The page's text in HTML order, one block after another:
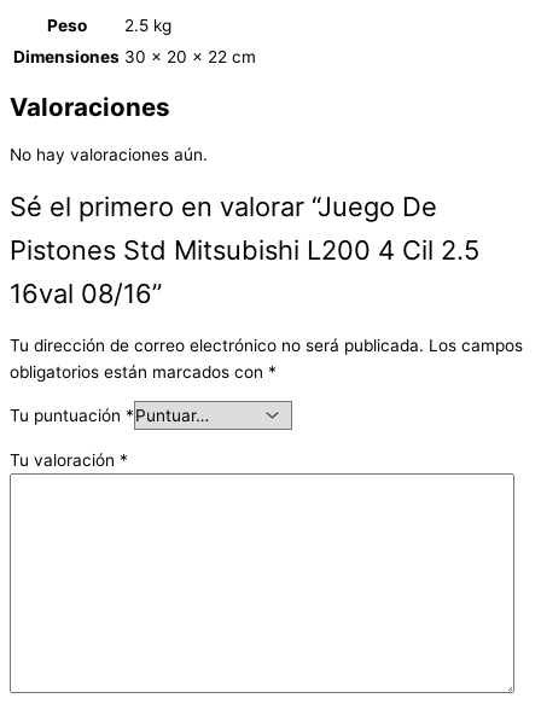
Peso
2.5 kg
Dimensiones 30 × 20 × 22 cm
Valoraciones
No hay valoraciones aún.
Sé el primero en valorar “Juego De
Pistones Std Mitsubishi L200 4 Cil 2.5
16val 08/16”
Tu dirección de correo electrónico no será publicada. Los campos
obligatorios están marcados con *
Tu puntuación *
Tu valoración *